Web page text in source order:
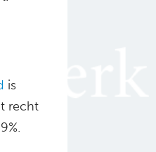
is
recht